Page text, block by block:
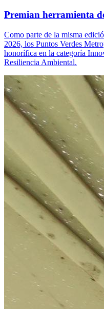
Premian herramienta
Como parte de la misma
2026, los Puntos Verdes
honorífica en la categoría
Resiliencia Ambiental.